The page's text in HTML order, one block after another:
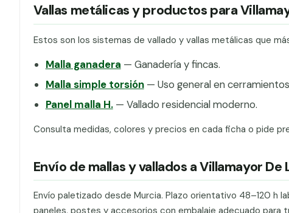
Vallas metálicas y productos para
Estos son los sistemas de vallado y vallas metálicas que
Malla ganadera — Ganadería y fincas.
Malla simple torsión— Uso general en
Panel malla H.— Vallado residencial moderno.
Consulta medidas, colores y precios en cada ficha o pide
Envío de mallas y vallados a Villamayor De
Envío paletizado desde Murcia. Plazo orientativo 48–120 h